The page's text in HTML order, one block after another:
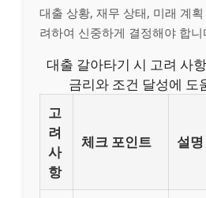
대출 상황, 재무 상태, 미래 계
려하여 신중하게 결정해야 합니
대출 갈아타기 시 고려 사
금리와 조건 달성에 도
고
려
사
항
체크 포인트 설명